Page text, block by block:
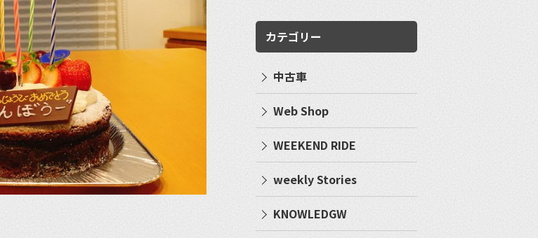
カテゴリー
中古車
Web Shop
WEEKEND RIDE
weekly Stories
KNOWLEDGW